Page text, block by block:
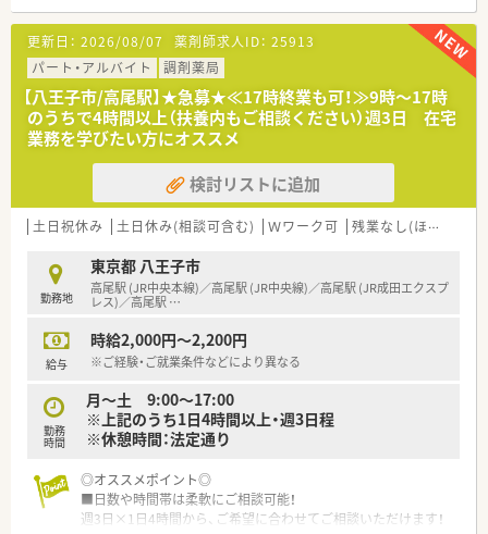
【求人情報について】
■正社員として年収400万円から500万円の範囲で、ご経験や能
力に応じた給与設定が可能です。
■昇給は年1回（8月）にあり、日頃の頑張りがしっかりと評価さ
れる体制が整っています。
■通勤手当は全額支給されるため、遠方から通勤される方も費用
面での心配が不要です。
【勤務実態について】
■原則として日祝と他1日が休日となり、ワークライフバランス
を重視した勤務が可能です。
ッシュする時間があります。
■残業はほとんどなく、時間外勤務が発生した場合は30分単位
で手当が支給されます。
更新日： 2026/08/07 薬剤師求人ID： 25913
パート・アルバイト
調剤薬局
【八王子市/高尾駅】★急募★≪17時終業も可！≫9時～17時
のうちで4時間以上（扶養内もご相談ください）週3日 在宅
業務を学びたい方にオススメ
検討リストに追加
土日祝休み 土日休み(相談可含む) Ｗワーク可 残業なし(ほぼなし含む)
勤務地
東京都 八王子市
高尾駅 (JR中央本線)／高尾駅 (JR中央線)／高尾駅 (JR成田エクスプ
レス)／高尾駅 …
給与
時給2,000円～2,200円
※ご経験・ご就業条件などにより異なる
勤務
時間
月～土 9:00～17:00
※上記のうち1日4時間以上・週3日程
※休憩時間：法定通り
◎オススメポイント◎
■日数や時間帯は柔軟にご相談可能！
週3日×1日4時間から、ご希望に合わせてご相談いただけます！